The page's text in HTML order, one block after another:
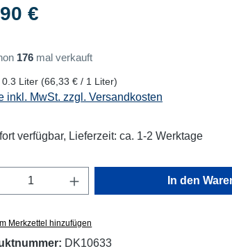
Preis:
€
176 mal verkauft
0.3 Liter (66,33 € / 1 Liter)
inkl. MwSt. zzgl. Versandkosten
verfügbar, Lieferzeit: ca. 1-2 Werktage
Anzahl: Gib den In den
Merkzettel hinzufügen
DK10633